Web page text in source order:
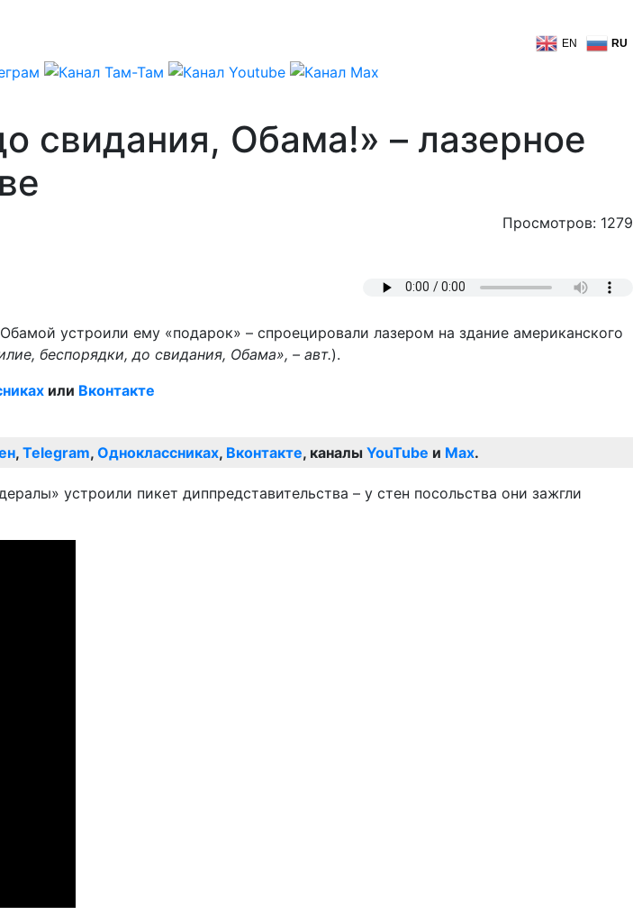
EN RU
свидания, Обама!» – лазерное
Просмотров: 1279
устроили ему «подарок» – спроецировали лазером на здание американского
беспорядки, до свидания, Обама», – авт.).
или Вконтакте
, Telegram, Одноклассниках, Вконтакте, каналы YouTube и Max.
устроили пикет диппредставительства – у стен посольства они зажгли